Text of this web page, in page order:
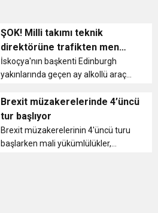
ŞOK! Milli takımı teknik
direktörüne trafikten men
cezası
İskoçya'nın başkenti Edinburgh
yakınlarında geçen ay alkollü araç
Milli Futbol Takımı Teknik Direktörü
Michael O'Neill cezalandırıldı....
Brexit müzakerelerinde 4’üncü
tur başlıyor
Brexit müzakerelerinin 4'üncü turu
başlarken mali yükümlülükler,